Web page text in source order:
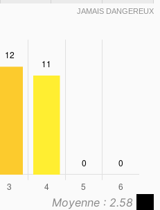
JAMAIS DANGEREUX
Moyenne : 2.58